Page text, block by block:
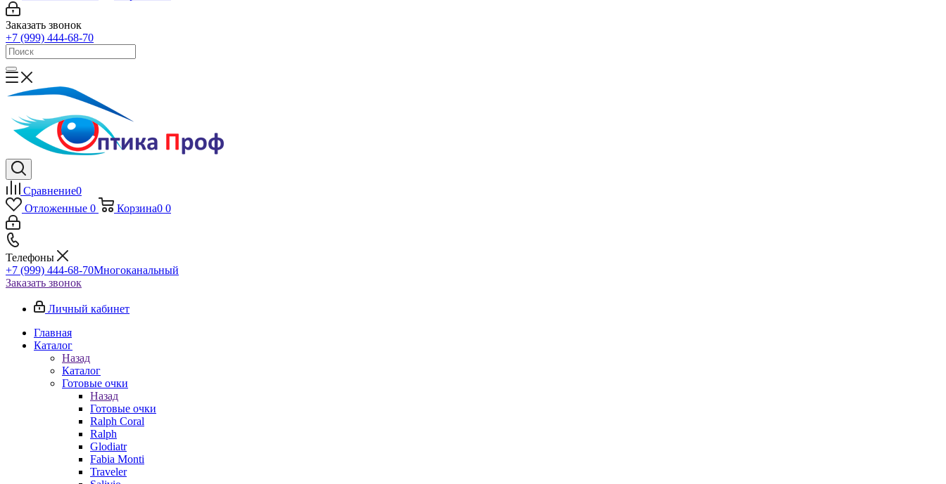
Заказать звонок
+7 (999) 444-68-70
Сравнение0
Отложенные 0 Корзина0 0
Телефоны
+7 (999) 444-68-70Многоканальный
Заказать звонок
Личный кабинет
Главная
Каталог
Назад
Каталог
Готовые очки
Назад
Готовые очки
Ralph Coral
Ralph
Glodiatr
Fabia Monti
Traveler